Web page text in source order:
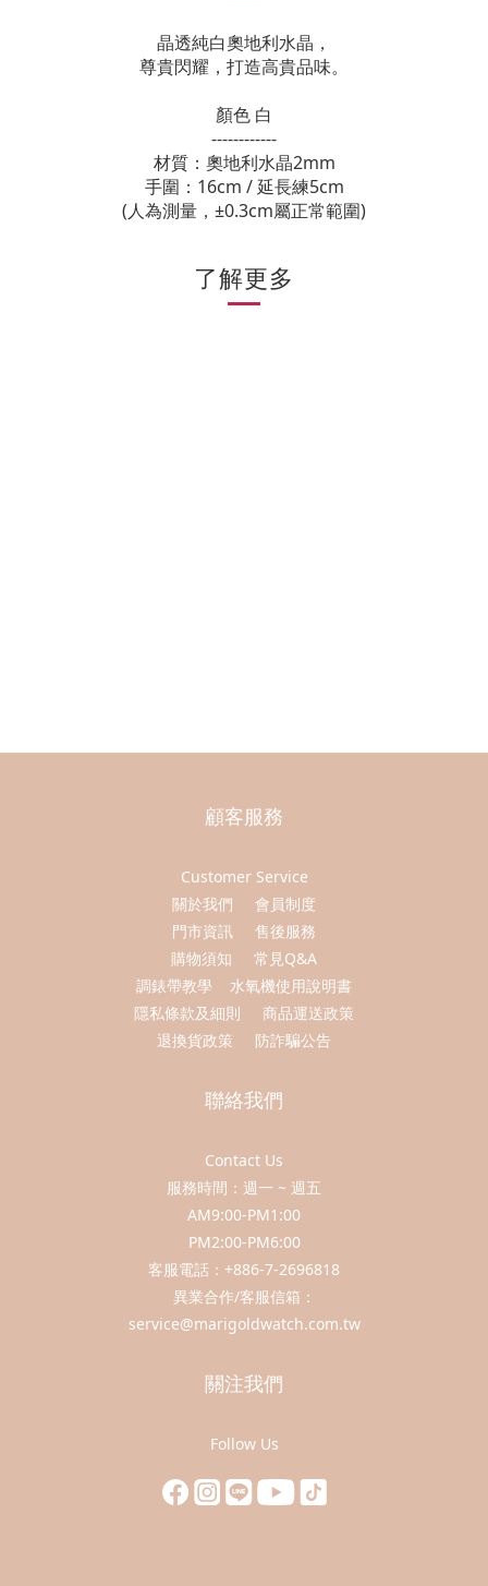
晶透純白奧地利水晶，
尊貴閃耀，打造高貴品味。
顏色 白
------------
材質：奧地利水晶2mm
手圍：16cm / 延長練5cm
(人為測量，±0.3cm屬正常範圍)
了解更多
顧客服務
Customer Service
關於我們
會員制度
門市資訊
售後服務
購物須知
常見Q&A
調錶帶教學
水氧機使用說明書
隱私條款及細則
商品運送政策
退換貨政策
防詐騙公告
聯絡我們
Contact Us
服務時間：週一 ~ 週五
AM9:00-PM1:00
PM2:00-PM6:00
客服電話：+886-7-2696818
異業合作/客服信箱：
service@marigoldwatch.com.tw
關注我們
Follow Us